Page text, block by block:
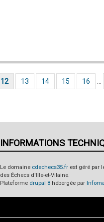
Page courante
12 Page
13 Page
14 Page
15 Page
16
INFORMATIONS
Le domaine cdechecs35.fr est géré par
des Échecs d'Ille-et-Vilaine.
Plateforme drupal 8 hébergée par